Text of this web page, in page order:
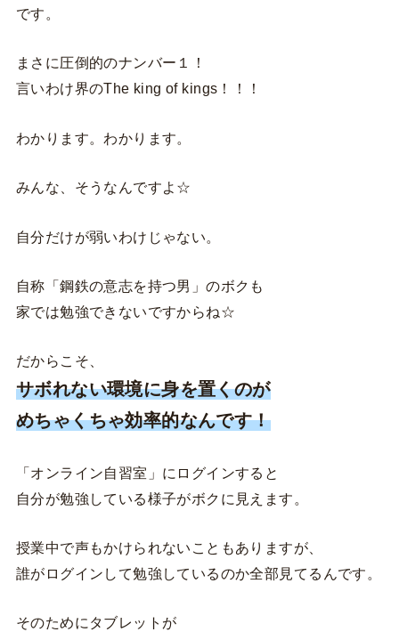
です。
まさに圧倒的のナンバー１！
言いわけ界のThe king of kings！！！
わかります。わかります。
みんな、そうなんですよ☆
自分だけが弱いわけじゃない。
自称「鋼鉄の意志を持つ男」のボクも
家では勉強できないですからね☆
だからこそ、
サボれない環境に身を置くのが
めちゃくちゃ効率的なんです！
「オンライン自習室」にログインすると
自分が勉強している様子がボクに見えます。
授業中で声もかけられないこともありますが、
誰がログインして勉強しているのか全部見てるんです。
そのためにタブレットが